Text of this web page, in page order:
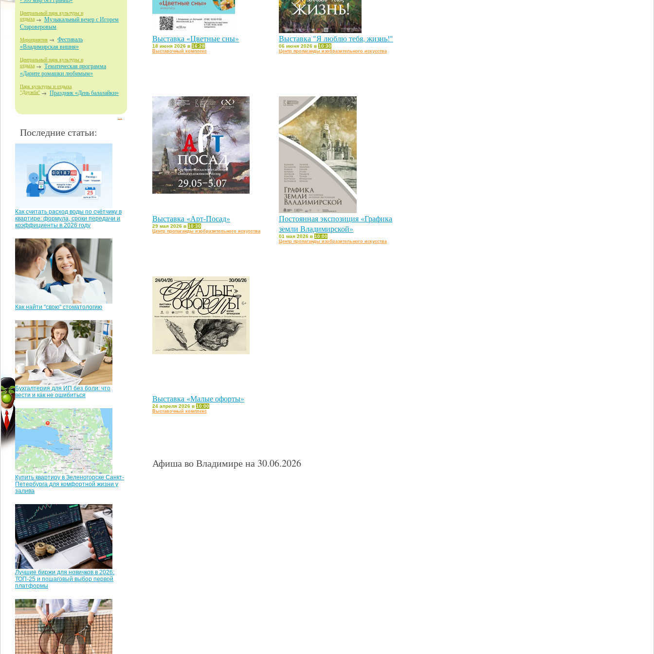
Центральный парк культуры и
отдыха
Музыкальный вечер с Игорем
Староверовым
Мероприятия
Фестиваль
«Владимирская вишня»
Центральный парк культуры и
отдыха
Тематическая программа
«Дарите ромашки любимым»
Парк культуры и отдыха
"Дружба" Праздник «День балалайки»
Последние статьи:
Как считать расход воды по счётчику в
квартире: формула, сроки передачи и
коэффициенты в 2026 году
Как найти "свою" стоматологию
Бухгалтерия для ИП без боли: что
вести и как не ошибиться
Купить квартиру в Зеленогорске Санкт-
Петербурга для комфортной жизни у
залива
Лучшие биржи для новичков в 2026:
ТОП-25 и пошаговый выбор первой
платформы
Выставка «Цветные сны»
18 июня 2026 в 16:28
Выставочный комплекс
Выставка "Я люблю тебя, жизнь!"
06 июня 2026 в 10:30
Центр пропаганды изобразительного искусства
Выставка «Арт-Посад»
29 мая 2026 в 10:30
Центр пропаганды изобразительного искусства
Постоянная экспозиция «Графика
земли Владимирской»
01 мая 2026 в 10:00
Центр пропаганды изобразительного искусства
Выставка «Малые офорты»
24 апреля 2026 в 10:00
Выставочный комплекс
Афиша во Владимире на 30.06.2026